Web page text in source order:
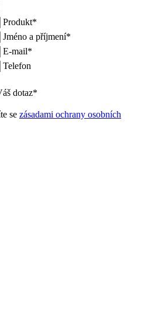
Produkt*
Jméno a příjmení*
E-mail*
Telefon
dotaz*
se zásadami ochrany osobních